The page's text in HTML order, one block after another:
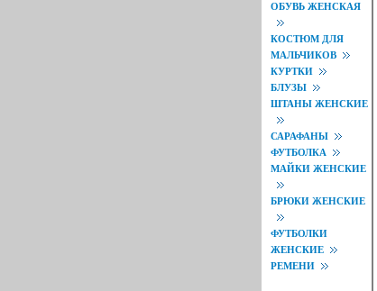
ОБУВЬ ЖЕНСКАЯ
КОСТЮМ ДЛЯ
МАЛЬЧИКОВ
КУРТКИ
БЛУЗЫ
ШТАНЫ ЖЕНСКИЕ
САРАФАНЫ
ФУТБОЛКА
МАЙКИ ЖЕНСКИЕ
БРЮКИ ЖЕНСКИЕ
ФУТБОЛКИ
ЖЕНСКИЕ
РЕМЕНИ